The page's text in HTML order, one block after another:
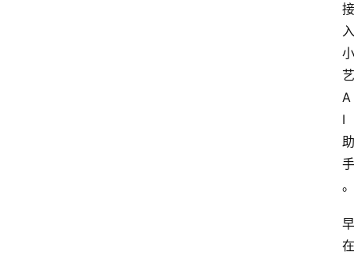
接
入
小
艺
A
I
助
手
。
早
在